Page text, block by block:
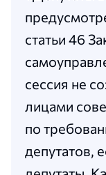
статьи 46
сессия не
лицами
по
депутатов,